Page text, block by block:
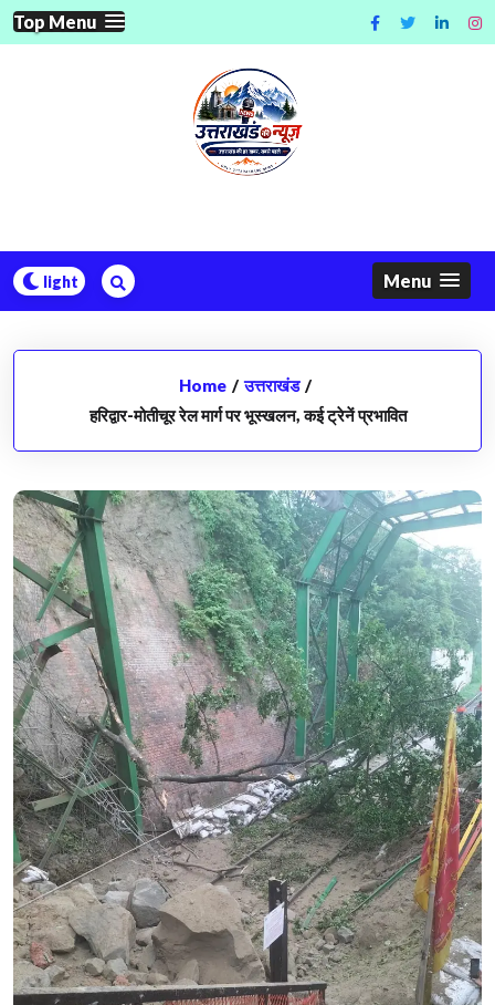
Skip
to
Top Menu
Menu
Home / उत्तराखंड /
हरिद्वार-मोतीचूर रेल मार्ग पर भूस्खलन, कई ट्रेनें प्रभावित